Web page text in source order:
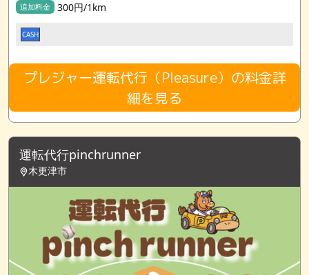
追加料金 300円/1km
CASH
プレジャー運転代行（Pleasure）の料金詳
細を見る
運転代行pinchrunner
木更津市